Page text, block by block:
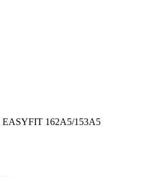
162A5/153A5